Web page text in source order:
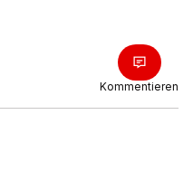
Kommentieren